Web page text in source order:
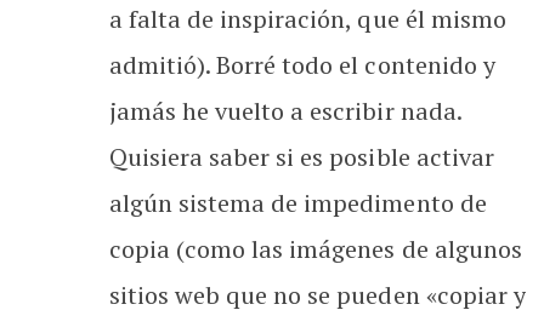
a falta de inspiración, que él mismo
admitió). Borré todo el contenido y
jamás he vuelto a escribir nada.
Quisiera saber si es posible activar
algún sistema de impedimento de
copia (como las imágenes de algunos
sitios web que no se pueden «copiar y